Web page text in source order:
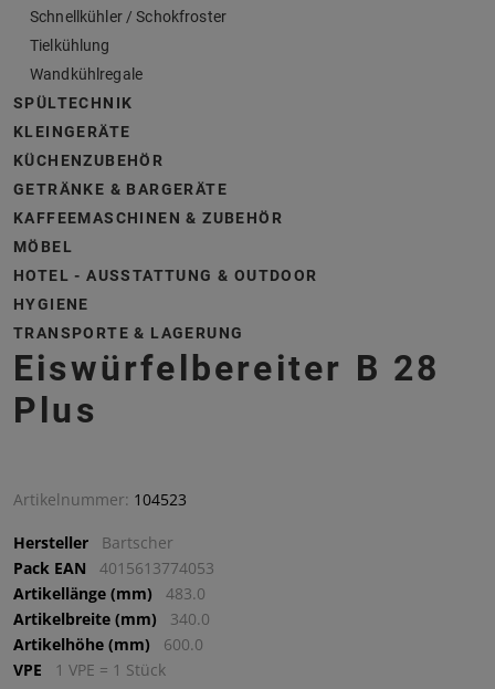
Schnellkühler / Schokfroster
Tielkühlung
Wandkühlregale
SPÜLTECHNIK
KLEINGERÄTE
KÜCHENZUBEHÖR
GETRÄNKE & BARGERÄTE
KAFFEEMASCHINEN & ZUBEHÖR
MÖBEL
HOTEL - AUSSTATTUNG & OUTDOOR
HYGIENE
TRANSPORTE & LAGERUNG
Eiswürfelbereiter B 28
Plus
Artikelnummer: 104523
Hersteller
Bartscher
Pack EAN
4015613774053
Artikellänge (mm)
483.0
Artikelbreite (mm)
340.0
Artikelhöhe (mm)
600.0
VPE
1 VPE = 1 Stück